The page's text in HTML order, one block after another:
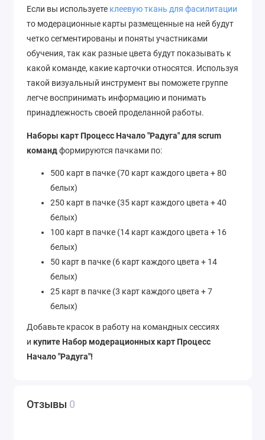
Если вы используете клеевую ткань для фасилитации
то модерационные карты размещенные на ней будут
четко сегментированы и поняты участниками
обучения, так как разные цвета будут показывать к
какой команде, какие карточки относятся. Используя
такой визуальный инструмент вы поможете группе
легче воспринимать информацию и понимать
принадлежность своей проделанной работы.
Наборы карт Процесс Начало "Радуга" для scrum
командформируются пачками по:
500 карт в пачке (70 карт каждого цвета + 80
белых)
250 карт в пачке (35 карт каждого цвета + 40
белых)
100 карт в пачке (14 карт каждого цвета + 16
белых)
50 карт в пачке (6 карт каждого цвета + 14
белых)
25 карт в пачке (3 карт каждого цвета + 7
белых)
Добавьте красок в работу на командных сессиях
и купите Набор модерационных карт Процесс
Начало "Радуга"!
Отзывы 0